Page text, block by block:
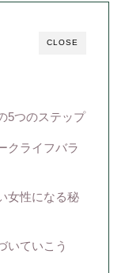
CLOSE
5つのステップ
クライフバラ
女性になる秘
いていこう